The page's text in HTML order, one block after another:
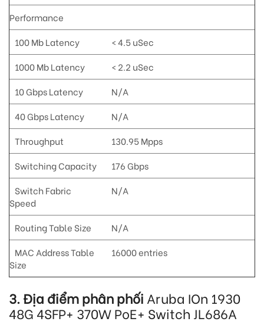
Performance
100 Mb Latency
< 4.5 uSec
1000 Mb Latency
< 2.2 uSec
10 Gbps Latency
N/A
40 Gbps Latency
N/A
Throughput
130.95 Mpps
Switching Capacity
176 Gbps
Switch Fabric
Speed
N/A
Routing Table Size
N/A
MAC Address Table
Size
16000 entries
3. Địa điểm phân phối Aruba IOn 1930
48G 4SFP+ 370W PoE+ Switch JL686A